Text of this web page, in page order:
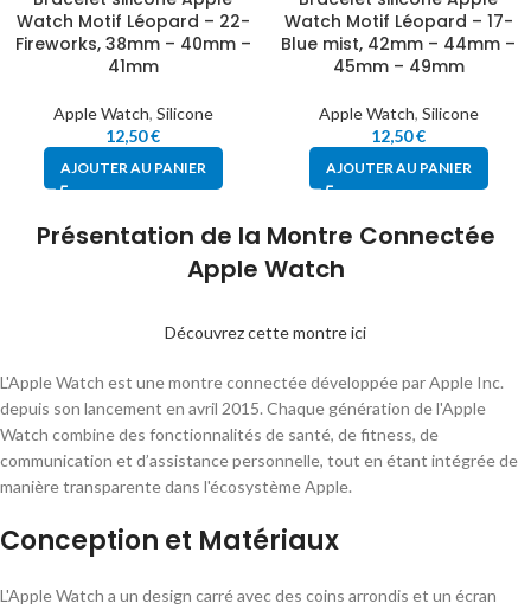
Watch Motif Léopard – 22-
Fireworks, 38mm – 40mm –
41mm
Apple Watch, Silicone
12,50€
AJOUTER AU PANIER
Watch Motif Léopard – 17-
Blue mist, 42mm – 44mm –
45mm – 49mm
Apple Watch, Silicone
12,50€
AJOUTER AU PANIER
Présentation de la Montre Connectée
Apple Watch
Découvrez cette montre ici
L'Apple Watch est une montre connectée développée par Apple Inc.
depuis son lancement en avril 2015. Chaque génération de l'Apple
Watch combine des fonctionnalités de santé, de fitness, de
communication et d’assistance personnelle, tout en étant intégrée de
manière transparente dans l'écosystème Apple.
Conception et Matériaux
L'Apple Watch a un design carré avec des coins arrondis et un écran